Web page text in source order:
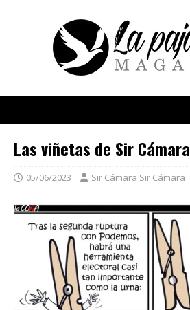
Las viñetas de Sir Cámara
05/06/2023 Sir Cámara Sir Cámara